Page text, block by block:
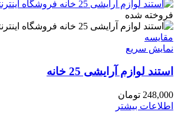
فروخته شده
مقايسه
نمایش سریع
استند لوازم آرایشی 25 خانه
248,000 تومان
اطلاعات بیشتر